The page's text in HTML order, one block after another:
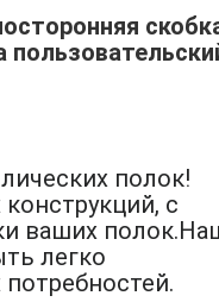
полок!
с
ваших
легко